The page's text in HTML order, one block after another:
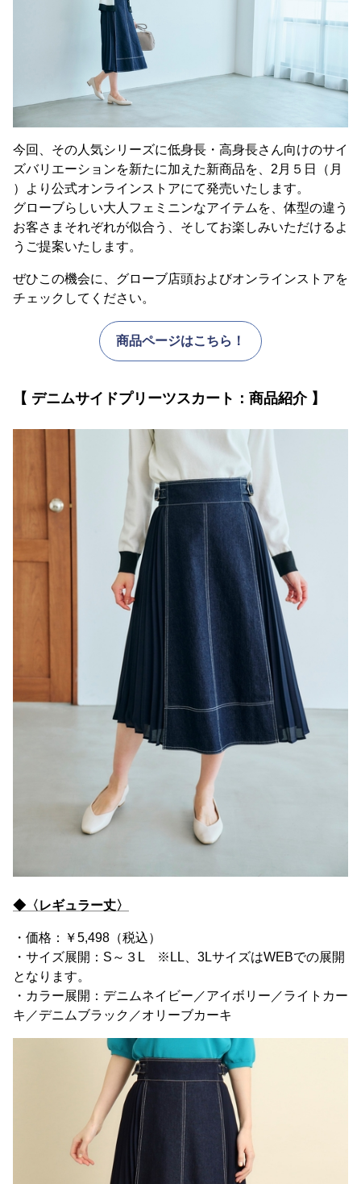
今回、その人気シリーズに低身長・高身長さん向けのサイ
ズバリエーションを新たに加えた新商品を、2月５日（月
）より公式オンラインストアにて発売いたします。
グローブらしい大人フェミニンなアイテムを、体型の違う
お客さまそれぞれが似合う、そしてお楽しみいただけるよ
うご提案いたします。
ぜひこの機会に、グローブ店頭およびオンラインストアを
チェックしてください。
商品ページはこちら！
【 デニムサイドプリーツスカート：商品紹介 】
◆〈レギュラー丈〉
・価格：￥5,498（税込）
・サイズ展開：S～３L ※LL、3LサイズはWEBでの展開
となります。
・カラー展開：デニムネイビー／アイボリー／ライトカー
キ／デニムブラック／オリーブカーキ